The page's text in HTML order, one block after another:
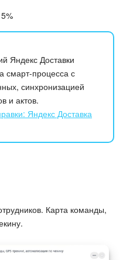
Яндекс Доставки
смарт-процесса с
синхронизацией
и актов.
Яндекс Доставка
Карта команды,